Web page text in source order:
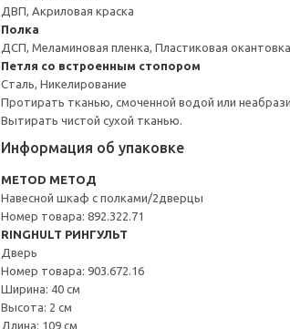
ДВП, Акриловая краска
Полка
ДСП, Меламиновая пленка, Пластиковая окантовка
Петля со встроенным стопором
Сталь, Никелирование
Протирать тканью, смоченной водой или
Вытирать чистой сухой тканью.
Информация об упаковке
METOD МЕТОД
Навесной шкаф с полками/2дверцы
Номер товара: 892.322.71
RINGHULT РИНГУЛЬТ
Дверь
Номер товара: 903.672.16
Ширина: 40 см
Высота: 2 см
Длина: 109 см